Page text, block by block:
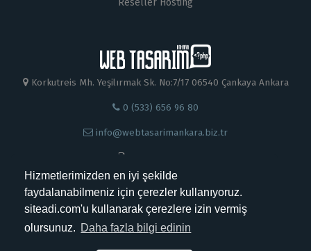
Hizmetlerimizden en iyi şekilde
faydalanabilmeniz için çerezler kullanıyoruz.
siteadi.com'u kullanarak çerezlere izin vermiş
olursunuz. Daha fazla bilgi edinin
Reseller Hosting
Korkutreis Mh. Yeşilırmak Sk. No:7/17 06540 Çankaya Ankara
0 (533) 656 96 80
info@webtasarimankara.biz.tr